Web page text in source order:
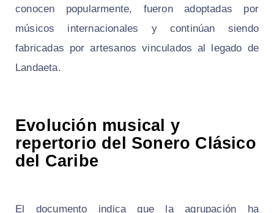
conocen popularmente, fueron adoptadas por
músicos internacionales y continúan siendo
fabricadas por artesanos vinculados al legado de
Landaeta.
Evolución musical y
repertorio del Sonero Clásico
del Caribe
El documento indica que la agrupación ha